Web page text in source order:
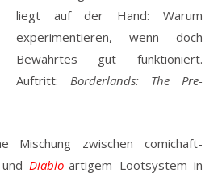
liegt auf der Hand: Warum
experimentieren, wenn doch
Bewährtes gut funktioniert.
Auftritt: Borderlands: The Pre-
Mischung zwischen comichaft-
Diablo-artigem Lootsystem in